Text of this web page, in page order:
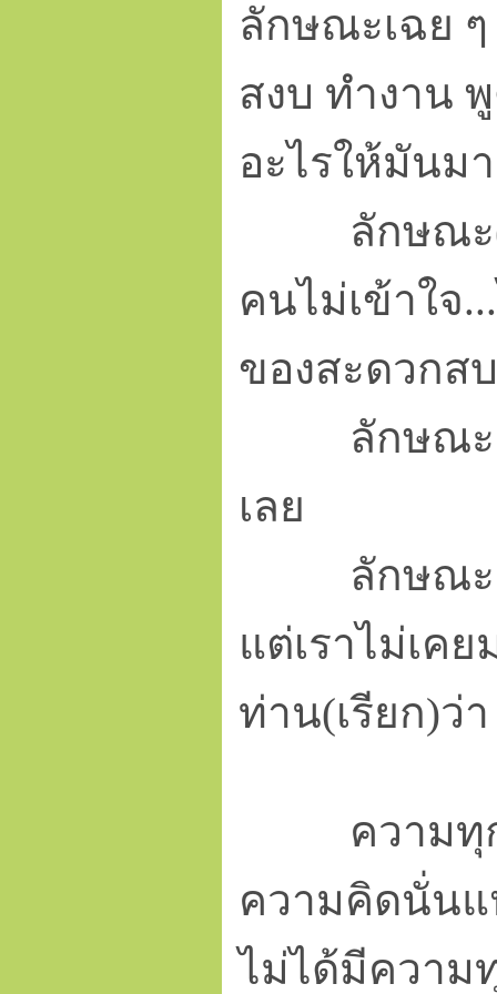
ลักษณะเฉย
สงบ ทำงาน
อะไรให้มันม
ลักษณะ(นี้)
คนไม่เข้าใจ
ของสะดวกส
ลักษณะเฉ
เลย
ลักษณะเฉ
แต่เราไม่เค
ท่าน(เรียก)ว่
ความทุกข์
ความคิดนั่นแ
ไม่ได้มีความ